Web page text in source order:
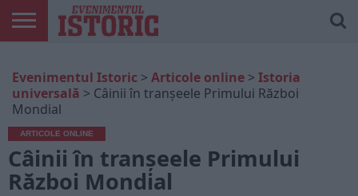
ONLINE
EDIȚII
TIPĂRITE
ISTORIC
PLAY
CONTUL
MEU
Evenimentul Istoric > Articole online > Istoria
universală > Câinii în tranșeele Primului Război
Mondial
ARTICOLE ONLINE
Câinii în tranșeele Primului
Război Mondial